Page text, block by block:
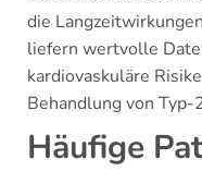
die
liefern wertvolle
kardiovaskuläre
Behandlung von
Häufige